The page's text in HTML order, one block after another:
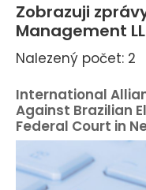
Zobrazuji
Management
Nalezený počet: 2
International
Against Brazilian
Federal Court in